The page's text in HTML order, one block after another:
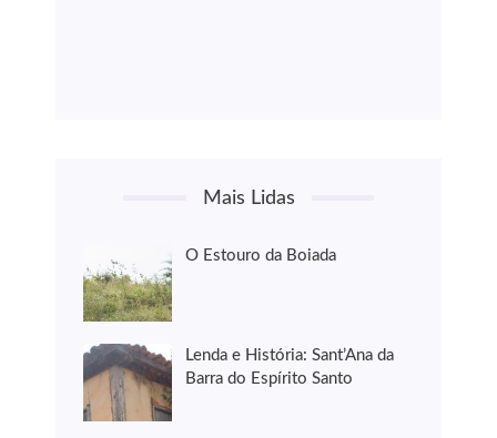
Mais Lidas
O Estouro da Boiada
Lenda e História: Sant’Ana da
Barra do Espírito Santo